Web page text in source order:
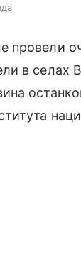
провели
в селах